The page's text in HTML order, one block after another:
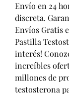
Envío en 24
discreta.
Envíos Gratis
Pastilla
interés!
increíbles
millones de
testosterona